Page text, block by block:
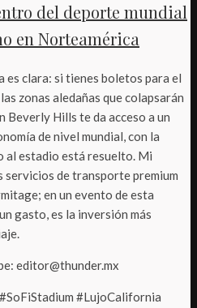
del deporte mundial
en Norteamérica
es clara: si tienes boletos para el
zonas aledañas que colapsarán
Beverly Hills te da acceso a un
de nivel mundial, con la
al estadio está resuelto. Mi
servicios de transporte premium
en un evento de esta
gasto, es la inversión más
editor@thunder.mx
#LujoCalifornia